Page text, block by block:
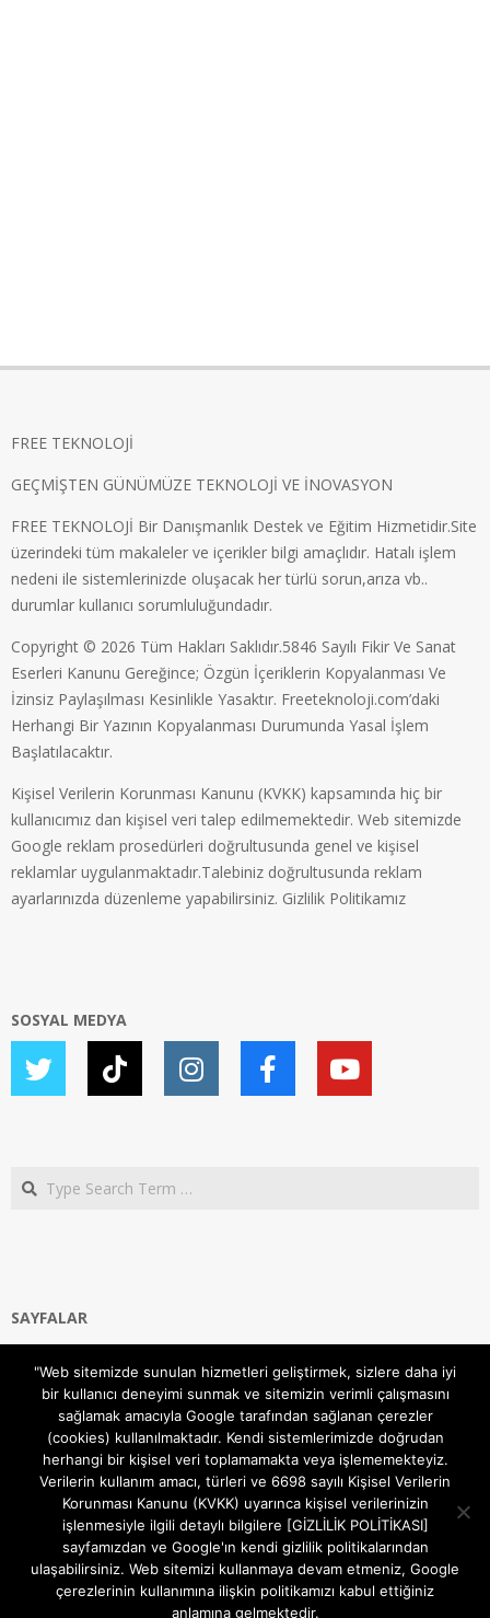
FREE TEKNOLOJİ
GEÇMİŞTEN GÜNÜMÜZE TEKNOLOJİ VE İNOVASYON
FREE TEKNOLOJİ Bir Danışmanlık Destek ve Eğitim Hizmetidir.Site
üzerindeki tüm makaleler ve içerikler bilgi amaçlıdır. Hatalı işlem
nedeni ile sistemlerinizde oluşacak her türlü sorun,arıza vb..
durumlar kullanıcı sorumluluğundadır.
Copyright © 2026 Tüm Hakları Saklıdır.5846 Sayılı Fikir Ve Sanat
Eserleri Kanunu Gereğince; Özgün İçeriklerin Kopyalanması Ve
İzinsiz Paylaşılması Kesinlikle Yasaktır. Freeteknoloji.com’daki
Herhangi Bir Yazının Kopyalanması Durumunda Yasal İşlem
Başlatılacaktır.
Kişisel Verilerin Korunması Kanunu (KVKK) kapsamında hiç bir
kullanıcımız dan kişisel veri talep edilmemektedir. Web sitemizde
Google reklam prosedürleri doğrultusunda genel ve kişisel
reklamlar uygulanmaktadır.Talebiniz doğrultusunda reklam
ayarlarınızda düzenleme yapabilirsiniz. Gizlilik Politikamız
SOSYAL MEDYA
Search
SAYFALAR
Gizlilik ve Çerezler (Cookies) Politikası
Hakkımızda
İletişim Kanalları
MODEM KURULUM
TEKNİK DESTEK
TELEVİZYON SİSTEMLERİ
"Web sitemizde sunulan hizmetleri geliştirmek, sizlere daha iyi
bir kullanıcı deneyimi sunmak ve sitemizin verimli çalışmasını
sağlamak amacıyla Google tarafından sağlanan çerezler
(cookies) kullanılmaktadır. Kendi sistemlerimizde doğrudan
herhangi bir kişisel veri toplamamakta veya işlememekteyiz.
Verilerin kullanım amacı, türleri ve 6698 sayılı Kişisel Verilerin
Korunması Kanunu (KVKK) uyarınca kişisel verilerinizin
işlenmesiyle ilgili detaylı bilgilere [GİZLİLİK POLİTİKASI]
sayfamızdan ve Google'ın kendi gizlilik politikalarından
ulaşabilirsiniz. Web sitemizi kullanmaya devam etmeniz, Google
çerezlerinin kullanımına ilişkin politikamızı kabul ettiğiniz
anlamına gelmektedir.